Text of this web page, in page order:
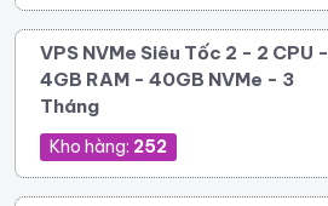
VPS NVMe Siêu Tốc 2 - 2 CPU -
4GB RAM - 40GB NVMe - 3
Tháng
Kho hàng: 252